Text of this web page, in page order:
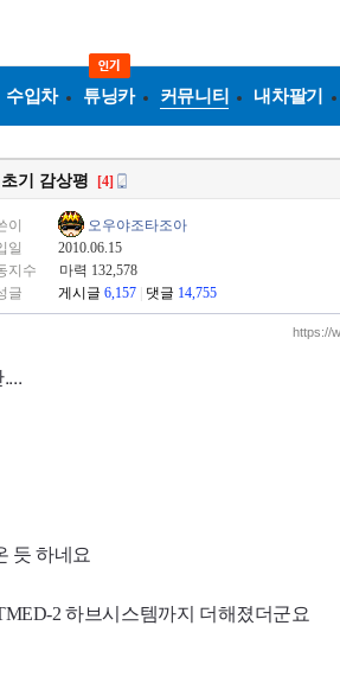
수입차 튜닝카 커뮤니티 내차팔기
기 감상평 [4]
이
오우야조타조아
일
2010.06.15
지수
마력 132,578
글
게시글 6,157 댓글 14,755
https://
듯 하네요
2 하브시스템까지 더해졌더군요